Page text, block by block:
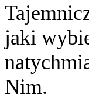
jaki
Nim.